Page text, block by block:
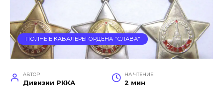
ПОЛНЫЕ КАВАЛЕРЫ ОРДЕНА "СЛАВА"
АВТОР
Дивизии РККА
НА ЧТЕНИЕ
2 мин